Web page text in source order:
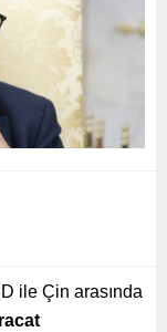
ile Çin arasında